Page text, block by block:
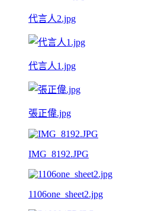
代言人2.jpg
代言人1.jpg
張正偉.jpg
IMG_8192.JPG
1106one_sheet2.jpg